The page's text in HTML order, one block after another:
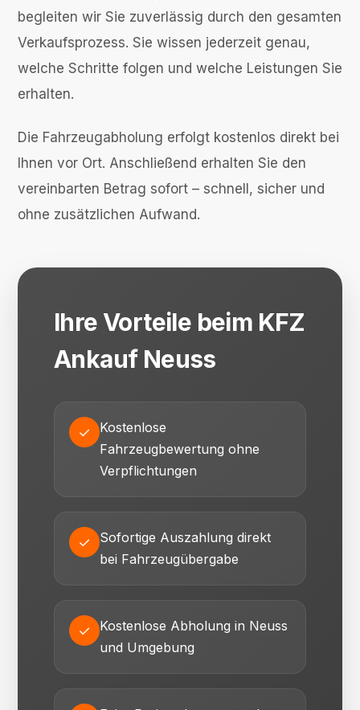
begleiten wir Sie zuverlässig durch den gesamten
Verkaufsprozess. Sie wissen jederzeit genau,
welche Schritte folgen und welche Leistungen Sie
erhalten.
Die Fahrzeugabholung erfolgt kostenlos direkt bei
Ihnen vor Ort. Anschließend erhalten Sie den
vereinbarten Betrag sofort – schnell, sicher und
ohne zusätzlichen Aufwand.
Ihre Vorteile beim KFZ
Ankauf Neuss
✓
Kostenlose
Fahrzeugbewertung ohne
Verpflichtungen
✓
Sofortige Auszahlung direkt
bei Fahrzeugübergabe
✓
Kostenlose Abholung in Neuss
und Umgebung